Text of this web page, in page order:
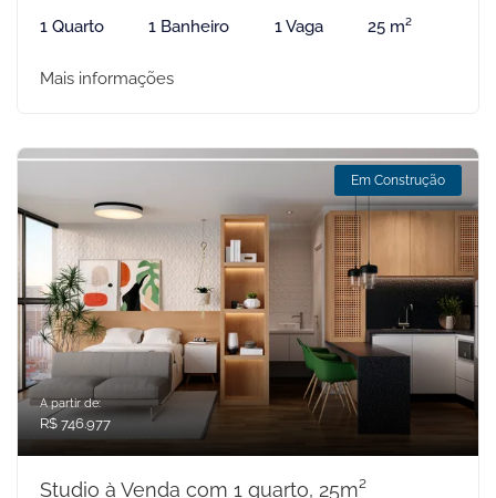
1 Quarto 1 Banheiro 1 Vaga 25 m²
Mais informações
Em Construção
A partir de:
R$ 746.977
Studio à Venda com 1 quarto, 25m²